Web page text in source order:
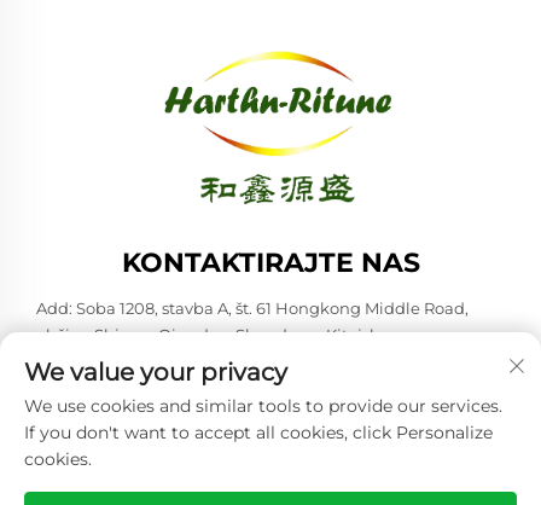
KONTAKTIRAJTE NAS
Add: Soba 1208, stavba A, št. 61 Hongkong Middle Road,
občina Shinan, Qingdao, Shandong, Kitajska
Tel:+86-53285879528
E-pošta:[email protected]
Avtorske pravice © 2026 Qingdao Harthn-ritune Corp., Ltd. Vse
We value your privacy
We use cookies and similar tools to provide our services.
If you don't want to accept all cookies, click Personalize
cookies.